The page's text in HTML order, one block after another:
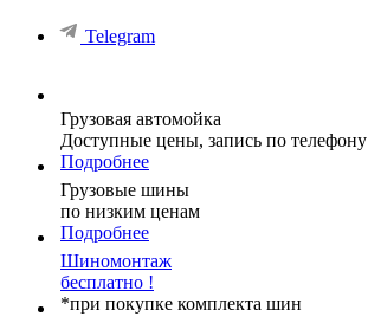
Telegram
Грузовая автомойка
Доступные цены, запись по телефону
Подробнее
Грузовые шины
по низким ценам
Подробнее
Шиномонтаж
бесплатно !
*при покупке комплекта шин